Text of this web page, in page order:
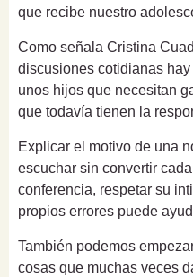
que recibe nuestro
Como señala Cristina
discusiones cotidianas
unos hijos que necesitan
que todavía tienen la
Explicar el motivo de una
escuchar sin convertir
conferencia, respetar su
propios errores puede
También podemos
cosas que muchas veces